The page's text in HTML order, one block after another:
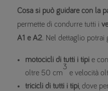
Cosa si può guidare con la
permette di condurre tutti i
A1 e A2. Nel dettaglio potrai
motocicli di tutti i tipi e
oltre 50 cm
3
e velocità
tricicli di tutti i tipi, dove